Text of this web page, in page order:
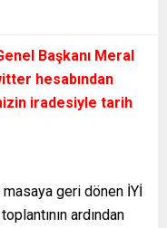
Başkanı Meral
hesabından
iradesiyle tarih
geri dönen İYİ
ardından